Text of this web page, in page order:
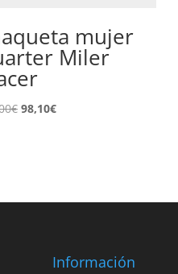
mujer
Miler
€ El
98,10€El
Información